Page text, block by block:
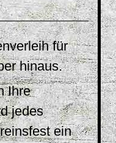
für
hinaus.
Ihre
jedes
ein